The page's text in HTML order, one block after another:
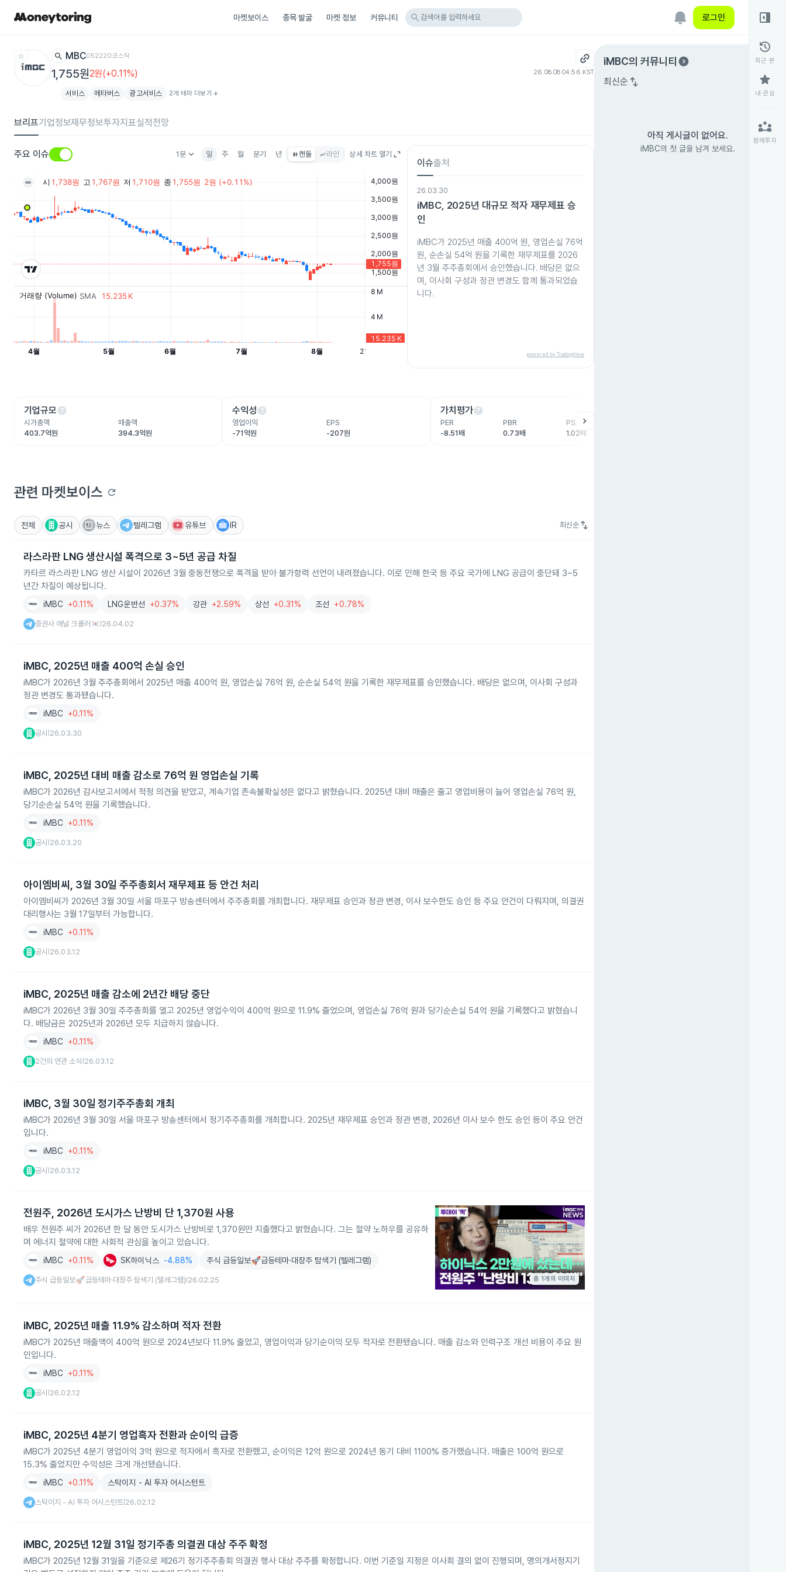
마켓보이스 종목 발굴 마켓 정보 커뮤니티 search 검색어를 입력하세요 로그인
star search iMBC052220코스닥
1,755원2원(+0.11%) 26.08.08 04:56 KST
서비스 메타버스 광고서비스 2개 테마 더보기 add
브리프기업정보재무정보투자지표실적전망
주요 이슈 1분keyboard_arrow_down 일 주 월 분기 년 캔들 라인 상세 차트 열기
이슈출처
26.03.30
iMBC, 2025년 대규모 적자 재무제표 승
인
iMBC가 2025년 매출 400억 원, 영업손실 76억
원, 순손실 54억 원을 기록한 재무제표를 2026
년 3월 주주총회에서 승인했습니다. 배당은 없으
며, 이사회 구성과 정관 변경도 함께 통과되었습
니다.
powered by TradingView
기업규모help
시가총액
403.7억원
매출액
394.3억원
수익성help
영업이익
-71억원
EPS
-207원
가치평가help
PER
-8.51배
PBR
0.73배
PSR
1.02배
chevron_right
관련 마켓보이스 refresh
전체 공시 뉴스 텔레그램 유튜브 IR 최신순 swap_vert
라스라판 LNG 생산시설 폭격으로 3~5년 공급 차질
카타르 라스라판 LNG 생산 시설이 2026년 3월 중동전쟁으로 폭격을 받아 불가항력 선언이 내려졌습니다. 이로 인해 한국 등 주요 국가에 LNG 공급이 중단돼 3~5
년간 차질이 예상됩니다.
iMBC +0.11% LNG운반선 +0.37% 강관 +2.59% 상선 +0.31% 조선 +0.78%
증권사 애널 크롤러🇰🇷 26.04.02
iMBC, 2025년 매출 400억 손실 승인
iMBC가 2026년 3월 주주총회에서 2025년 매출 400억 원, 영업손실 76억 원, 순손실 54억 원을 기록한 재무제표를 승인했습니다. 배당은 없으며, 이사회 구성과
정관 변경도 통과됐습니다.
iMBC +0.11%
공시 26.03.30
iMBC, 2025년 대비 매출 감소로 76억 원 영업손실 기록
iMBC가 2026년 감사보고서에서 적정 의견을 받았고, 계속기업 존속불확실성은 없다고 밝혔습니다. 2025년 대비 매출은 줄고 영업비용이 늘어 영업손실 76억 원,
당기순손실 54억 원을 기록했습니다.
iMBC +0.11%
공시 26.03.20
아이엠비씨, 3월 30일 주주총회서 재무제표 등 안건 처리
아이엠비씨가 2026년 3월 30일 서울 마포구 방송센터에서 주주총회를 개최합니다. 재무제표 승인과 정관 변경, 이사 보수한도 승인 등 주요 안건이 다뤄지며, 의결권
대리행사는 3월 17일부터 가능합니다.
iMBC +0.11%
공시 26.03.12
iMBC, 2025년 매출 감소에 2년간 배당 중단
iMBC가 2026년 3월 30일 주주총회를 열고 2025년 영업수익이 400억 원으로 11.9% 줄었으며, 영업손실 76억 원과 당기순손실 54억 원을 기록했다고 밝혔습니
다. 배당금은 2025년과 2026년 모두 지급하지 않습니다.
iMBC +0.11%
2건의 연관 소식 26.03.12
iMBC, 3월 30일 정기주주총회 개최
iMBC가 2026년 3월 30일 서울 마포구 방송센터에서 정기주주총회를 개최합니다. 2025년 재무제표 승인과 정관 변경, 2026년 이사 보수 한도 승인 등이 주요 안건
입니다.
iMBC +0.11%
공시 26.03.12
전원주, 2026년 도시가스 난방비 단 1,370원 사용
배우 전원주 씨가 2026년 한 달 동안 도시가스 난방비로 1,370원만 지출했다고 밝혔습니다. 그는 절약 노하우를 공유하
며 에너지 절약에 대한 사회적 관심을 높이고 있습니다.
iMBC +0.11% SK하이닉스 -4.88% 주식 급등일보🚀급등테마·대장주 탐색기 (텔레그램)
주식 급등일보🚀급등테마·대장주 탐색기 (텔레그램) 26.02.25 총 1개의 이미지
iMBC, 2025년 매출 11.9% 감소하며 적자 전환
iMBC가 2025년 매출액이 400억 원으로 2024년보다 11.9% 줄었고, 영업이익과 당기순이익 모두 적자로 전환됐습니다. 매출 감소와 인력구조 개선 비용이 주요 원
인입니다.
iMBC +0.11%
공시 26.02.12
iMBC, 2025년 4분기 영업흑자 전환과 순이익 급증
iMBC가 2025년 4분기 영업이익 3억 원으로 적자에서 흑자로 전환했고, 순이익은 12억 원으로 2024년 동기 대비 1100% 증가했습니다. 매출은 100억 원으로
15.3% 줄었지만 수익성은 크게 개선됐습니다.
iMBC +0.11% 스탁이지 - AI 투자 어시스턴트
스탁이지 - AI 투자 어시스턴트 26.02.12
iMBC, 2025년 12월 31일 정기주총 의결권 대상 주주 확정
iMBC가 2025년 12월 31일을 기준으로 제26기 정기주주총회 의결권 행사 대상 주주를 확정합니다. 이번 기준일 지정은 이사회 결의 없이 진행되며, 명의개서정지기
iMBC의 커뮤니티 expand_circle_right
최신순 swap_vert
아직 게시글이 없어요.
iMBC의 첫 글을 남겨 보세요.
right_panel_open
history
최근 본
star
내 관심
partner_exchange
함께투자